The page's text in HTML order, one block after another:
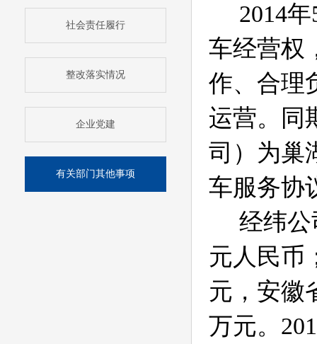
社会责任履行
整改落实情况
企业党建
有关部门其他事项
2014年
车经营权
作、合理
运营。同
司）为巢
车服务协
经纬
元人民币
元，安徽
万元。